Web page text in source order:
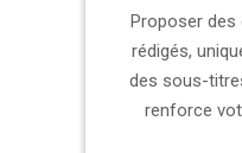
Proposer des
rédigés,
des sous-
renforce